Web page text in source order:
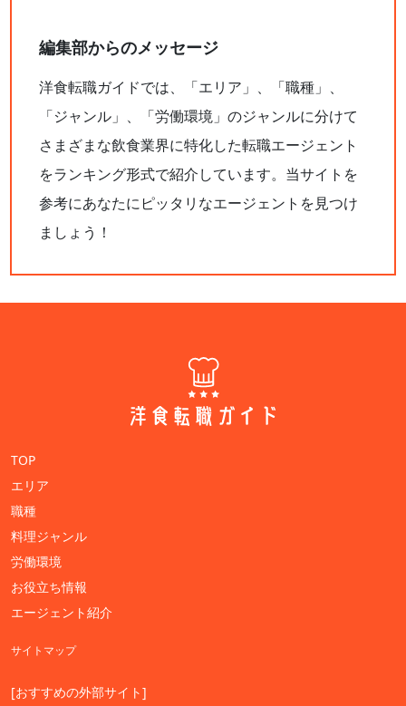
編集部からのメッセージ
洋食転職ガイドでは、「エリア」、「職種」、
「ジャンル」、「労働環境」のジャンルに分けて
さまざまな飲食業界に特化した転職エージェント
をランキング形式で紹介しています。当サイトを
参考にあなたにピッタリなエージェントを見つけ
ましょう！
TOP
エリア
職種
料理ジャンル
労働環境
お役立ち情報
エージェント紹介
サイトマップ
[おすすめの外部サイト]